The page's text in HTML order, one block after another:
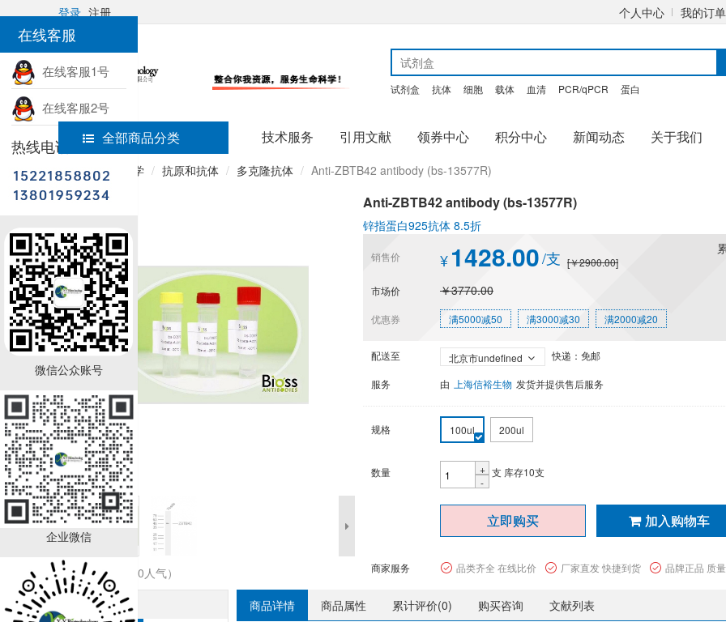
在线客服
在线客服1号
在线客服2号
热线电话
微信公众账号
企业微信
登录 注册 个人中心 我的订单
试剂盒 抗体 细胞 载体 血清 PCR/qPCR 蛋白
全部商品分类 技术服务 引用文献 领券中心 积分中心 新闻动态 关于我们
首页 免疫组学 抗原和抗体 多克隆抗体 Anti-ZBTB42 antibody (bs-13577R)
收藏商品（0人气）
Anti-ZBTB42 antibody (bs-13577R)
锌指蛋白925抗体 8.5折
销售价 ¥1428.00/支 [￥2900.00]
市场价 ￥3770.00
优惠券 满5000减50 满3000减30 满2000减20
配送至 北京市undefined 快递：免邮
服务 由 上海信裕生物 发货并提供售后服务
规格 100ul 200ul
数量
+
-
支 库存10支
立即购买 加入购物车
商家服务 品类齐全 在线比价 厂家直发 快捷到货 品牌正品 质
热销排行榜 商品详情 商品属性 累计评价(0) 购买咨询 文献列表